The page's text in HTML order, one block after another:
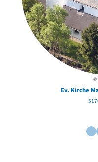
©
Ev. Kirche